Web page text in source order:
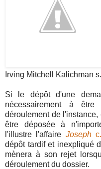
Irving Mitchell Kalichman
Si le dépôt d'une
nécessairement à
déroulement de
être déposée à
l'illustre l'affaire Josephc.
dépôt tardif et inexpliqué
mènera à son rejet
déroulement du dossier.